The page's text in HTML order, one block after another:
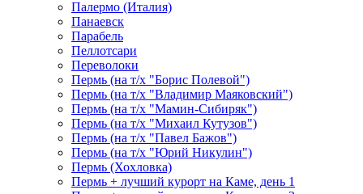
Палермо (Италия)
Панаевск
Парабель
Пеллотсари
Переволоки
Пермь (на т/х "Борис Полевой")
Пермь (на т/х "Владимир Маяковский")
Пермь (на т/х "Мамин-Сибиряк")
Пермь (на т/х "Михаил Кутузов")
Пермь (на т/х "Павел Бажов")
Пермь (на т/х "Юрий Никулин")
Пермь (Хохловка)
Пермь + лучший курорт на Каме, день 1